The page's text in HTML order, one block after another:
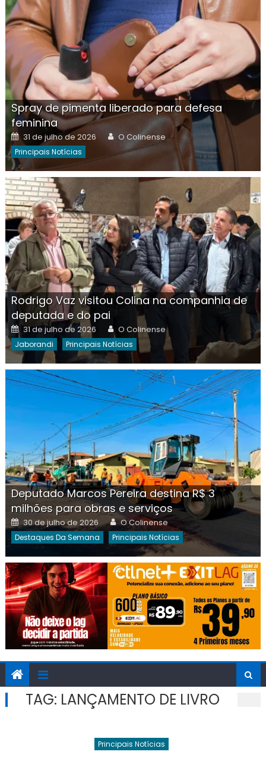
Spray de pimenta liberado para defesa
feminina
Posted
on
31 de julho de 2026 Author
O Colinense
Principais Notícias
Rodrigo Vaz visitou Colina na companhia de
deputada e do pai
Posted
on
31 de julho de 2026 Author
O Colinense
Jaborandi Principais Notícias
Deputado Marcos Pereira destina R$ 3
milhões para obras e serviços
Posted
on
30 de julho de 2026 Author
O Colinense
Destaques Da Semana Principais Notícias
TAG: LANÇAMENTO DE LIVRO
Principais Notícias